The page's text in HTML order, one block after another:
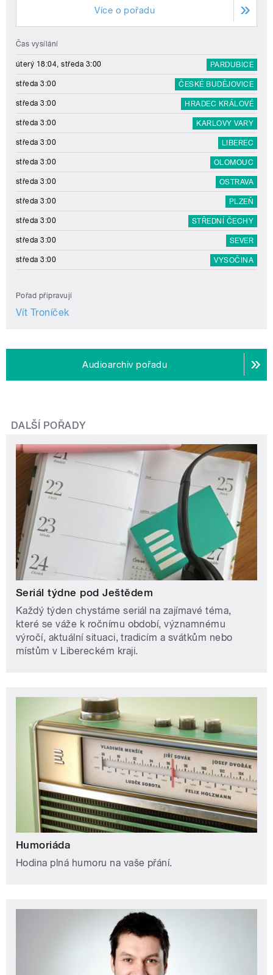
Více o pořadu
Čas vysílání
úterý 18:04, středa 3:00 PARDUBICE
středa 3:00 ČESKÉ BUDĚJOVICE
středa 3:00 HRADEC KRÁLOVÉ
středa 3:00 KARLOVY VARY
středa 3:00 LIBEREC
středa 3:00 OLOMOUC
středa 3:00 OSTRAVA
středa 3:00 PLZEŇ
středa 3:00 STŘEDNÍ ČECHY
středa 3:00 SEVER
středa 3:00 VYSOČINA
Pořad připravují
Vít Troníček
Audioarchiv pořadu
DALŠÍ POŘADY
Seriál týdne pod Ještědem
Každý týden chystáme seriál na zajímavé téma,
které se váže k ročnímu období, významnému
výročí, aktuální situaci, tradicím a svátkům nebo
místům v Libereckém kraji.
Humoriáda
Hodina plná humoru na vaše přání.